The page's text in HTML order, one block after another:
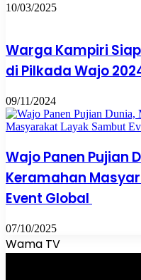
10/03/2025
Warga Kampiri
di Pilkada Wajo
09/11/2024
Wajo Panen Pujian
Keramahan
Event Global
07/10/2025
Wama TV